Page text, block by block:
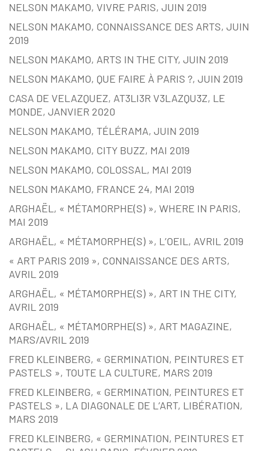
NELSON MAKAMO, VIVRE PARIS, JUIN 2019
NELSON MAKAMO, CONNAISSANCE DES ARTS, JUIN
2019
NELSON MAKAMO, ARTS IN THE CITY, JUIN 2019
NELSON MAKAMO, QUE FAIRE À PARIS ?, JUIN 2019
CASA DE VELAZQUEZ, AT3LI3R V3LAZQU3Z, LE
MONDE, JANVIER 2020
NELSON MAKAMO, TÉLÉRAMA, JUIN 2019
NELSON MAKAMO, CITY BUZZ, MAI 2019
NELSON MAKAMO, COLOSSAL, MAI 2019
NELSON MAKAMO, FRANCE 24, MAI 2019
ARGHAËL, « MÉTAMORPHE(S) », WHERE IN PARIS,
MAI 2019
ARGHAËL, « MÉTAMORPHE(S) », L’OEIL, AVRIL 2019
« ART PARIS 2019 », CONNAISSANCE DES ARTS,
AVRIL 2019
ARGHAËL, « MÉTAMORPHE(S) », ART IN THE CITY,
AVRIL 2019
ARGHAËL, « MÉTAMORPHE(S) », ART MAGAZINE,
MARS/AVRIL 2019
FRED KLEINBERG, « GERMINATION, PEINTURES ET
PASTELS », TOUTE LA CULTURE, MARS 2019
FRED KLEINBERG, « GERMINATION, PEINTURES ET
PASTELS », LA DIAGONALE DE L’ART, LIBÉRATION,
MARS 2019
FRED KLEINBERG, « GERMINATION, PEINTURES ET